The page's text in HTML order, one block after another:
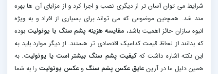
شرایط می توان آسان تر از دیگری نصب و اجرا کرد و از مزایای آن ها بهره
مند شد. همچنین موضوعی که می تواند برای بسیاری از افراد و به ویژه
انبوه سازان حائز اهمیت باشد، مقایسه هزینه پشم سنگ با یونولیت بوده
که بدانند از لحاظ قیمت کدامیک اقتصادی تر هستند. از دیگر موارد باید به
این نکته اشاره داشت کهکیفیت پشم سنگ بیشتر است یا یونولیت. به
همین دلیل ما در آرینعایق عکس پشم سنگ وعکس یونولیت را به شما